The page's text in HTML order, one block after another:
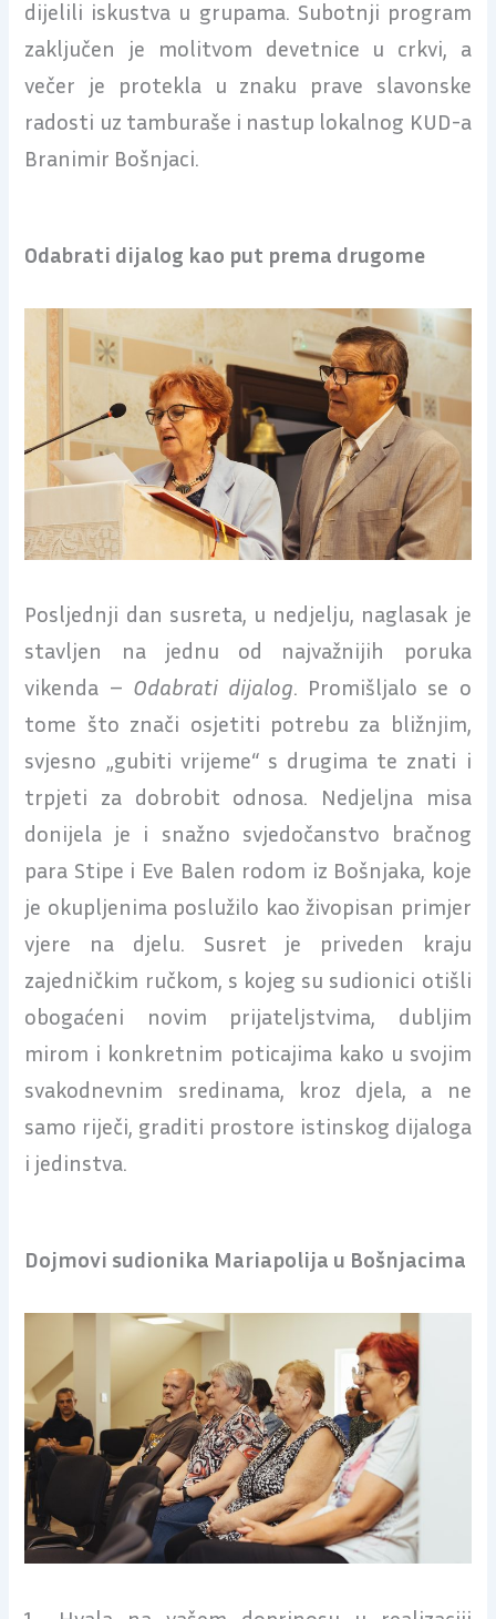
dijelili iskustva u grupama. Subotnji program
zaključen je molitvom devetnice u crkvi, a
večer je protekla u znaku prave slavonske
radosti uz tamburaše i nastup lokalnog KUD-a
Branimir Bošnjaci.
Odabrati dijalog kao put prema drugome
Posljednji dan susreta, u nedjelju, naglasak je
stavljen na jednu od najvažnijih poruka
vikenda – Odabrati dijalog. Promišljalo se o
tome što znači osjetiti potrebu za bližnjim,
svjesno „gubiti vrijeme“ s drugima te znati i
trpjeti za dobrobit odnosa. Nedjeljna misa
donijela je i snažno svjedočanstvo bračnog
para Stipe i Eve Balen rodom iz Bošnjaka, koje
je okupljenima poslužilo kao živopisan primjer
vjere na djelu. Susret je priveden kraju
zajedničkim ručkom, s kojeg su sudionici otišli
obogaćeni novim prijateljstvima, dubljim
mirom i konkretnim poticajima kako u svojim
svakodnevnim sredinama, kroz djela, a ne
samo riječi, graditi prostore istinskog dijaloga
i jedinstva.
Dojmovi sudionika Mariapolija u Bošnjacima